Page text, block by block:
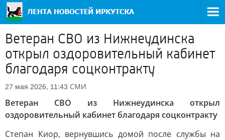
Ветеран СВО из Нижнеудинска
открыл оздоровительный кабинет
благодаря соцконтракту
27 мая 2026, 11:43 СМИ
Ветеран СВО из Нижнеудинска открыл
оздоровительный кабинет благодаря соцконтракту
Степан Киор, вернувшись домой после службы на